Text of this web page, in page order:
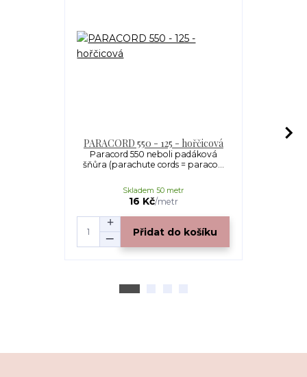
PARACORD 550 - 125 - hořčicová
Paracord 550 neboli padáková
šňůra (parachute cords = paraco...
16 Kč/metr
Skladem 50 metr
Přidat do košíku